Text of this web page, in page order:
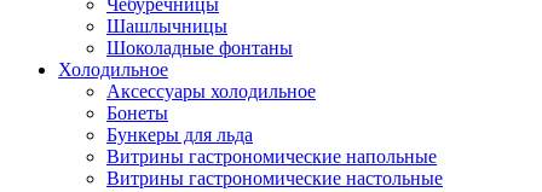
Шашлычницы
Шоколадные фонтаны
Холодильное
Аксессуары холодильное
Бонеты
Бункеры для льда
Витрины гастрономические напольные
Витрины гастрономические настольные